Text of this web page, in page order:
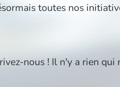
toutes nos
nous ! Il n'y a rien